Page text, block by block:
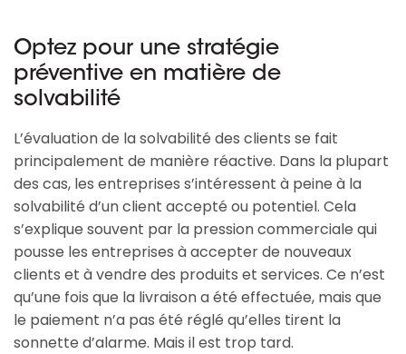
Optez pour une stratégie
préventive en matière de
solvabilité
L’évaluation de la solvabilité des clients se fait
principalement de manière réactive. Dans la plupart
des cas, les entreprises s’intéressent à peine à la
solvabilité d’un client accepté ou potentiel. Cela
s’explique souvent par la pression commerciale qui
pousse les entreprises à accepter de nouveaux
clients et à vendre des produits et services. Ce n’est
qu’une fois que la livraison a été effectuée, mais que
le paiement n’a pas été réglé qu’elles tirent la
sonnette d’alarme. Mais il est trop tard.